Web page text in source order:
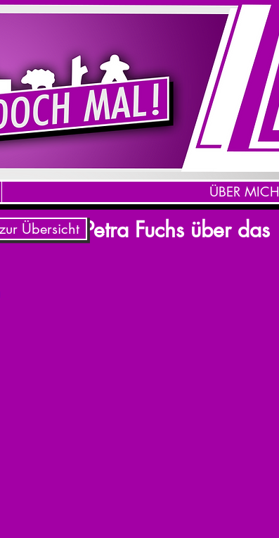
mit Petra Fuchs über das
Übersicht
ÜBER MICH